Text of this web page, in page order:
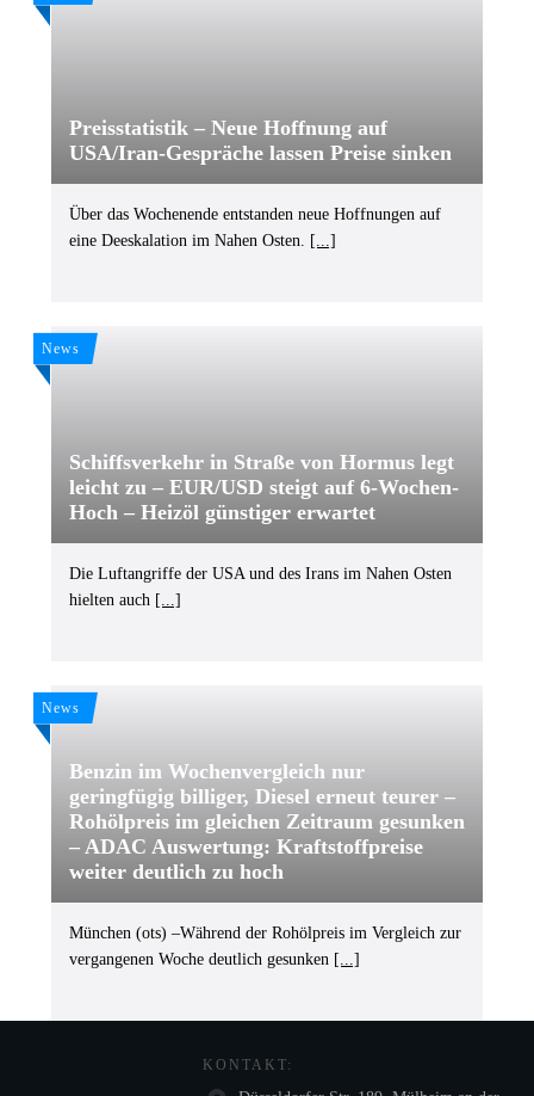
Preisstatistik – Neue Hoffnung auf
USA/Iran-Gespräche lassen Preise sinken
Über das Wochenende entstanden neue Hoffnungen auf
eine Deeskalation im Nahen Osten. [...]
News
Schiffsverkehr in Straße von Hormus legt
leicht zu – EUR/USD steigt auf 6-Wochen-
Hoch – Heizöl günstiger erwartet
Die Luftangriffe der USA und des Irans im Nahen Osten
hielten auch [...]
News
Benzin im Wochenvergleich nur
geringfügig billiger, Diesel erneut teurer –
Rohölpreis im gleichen Zeitraum gesunken
– ADAC Auswertung: Kraftstoffpreise
weiter deutlich zu hoch
München (ots) –Während der Rohölpreis im Vergleich zur
vergangenen Woche deutlich gesunken [...]
KONTAKT: